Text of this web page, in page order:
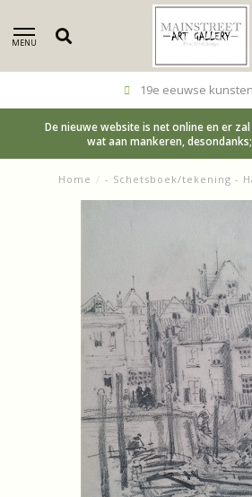
MENU
19e eeuwse
De nieuwe website is net online en er
wat aan mankeren,
Home / - Schetsboek/tekening -